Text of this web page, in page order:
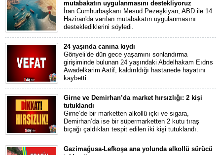
mutabakatın uygulanmasını destekliyoruz
İran Cumhurbaşkanı Mesud Pezeşkiyan, ABD ile 14
Haziran'da varılan mutabakatın uygulanmasını
desteklediklerini söyledi.
24 yaşında canına kıydı
Gönyeli’de dün gece yaşamını sonlandırma
girişiminde bulunan 24 yaşındaki Abdelhakam Eıdrıs
Awadelkarim Aatif, kaldırıldığı hastanede hayatını
kaybetti.
Girne ve Demirhan’da market hırsızlığı: 2 kişi
tutuklandı
Girne’de bir marketten alkollü içki ve sigara,
Demirhan’da ise bir süpermarketten 2 kutu tıraş
bıçağı çaldıkları tespit edilen iki kişi tutuklandı.
Gazimağusa-Lefkoşa ana yolunda alkollü sürücü